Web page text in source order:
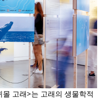
고래>는 고래의 생물학적